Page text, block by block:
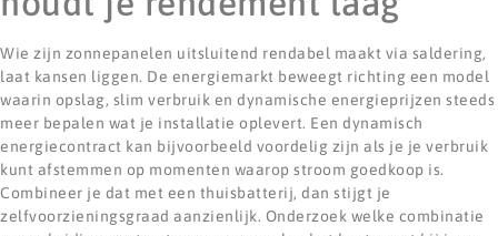
Wie zijn zonnepanelen uitsluitend rendabel maakt via saldering,
laat kansen liggen. De energiemarkt beweegt richting een model
waarin opslag, slim verbruik en dynamische energieprijzen steeds
meer bepalen wat je installatie oplevert. Een dynamisch
energiecontract kan bijvoorbeeld voordelig zijn als je je verbruik
kunt afstemmen op momenten waarop stroom goedkoop is.
Combineer je dat met een thuisbatterij, dan stijgt je
zelfvoorzieningsgraad aanzienlijk. Onderzoek welke combinatie